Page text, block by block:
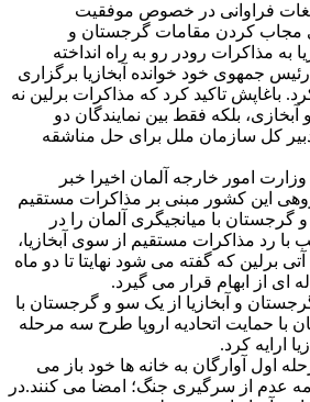
فراوانی در خصوص موفقیت
مجاب کردن مقامات گرجستان و
به مذاکرات رودر رو به راه انداخته
جمهوی خود خوانده آبخازیا برگزاری
باغاپش تاکید کرد که مذاکرات برلین نه
بلکه فقط بین نمایندگان دو
کل سازمان ملل برای حل مناشقه
امور خارجه آلمان اخیرا خبر
این کشور مبنی بر مذاکرات مستقیم
و گرجستان با میانجیگری آلمان را در
با رد مذاکرات مستقیم از سوی آبخازیا،
برلین که گفته می شود نهایتا تا دو ماه
ای از ابهام قرار می گیرد.
و آبخازیا از یک سو و گرجستان با
با حمایت اتحادیه اروپا طرح سه مرحله
ارایه کرد.
اول آوارگان به خانه ها خود باز می
عدم از سرگیری جنگ؛ امضا می کنند.در